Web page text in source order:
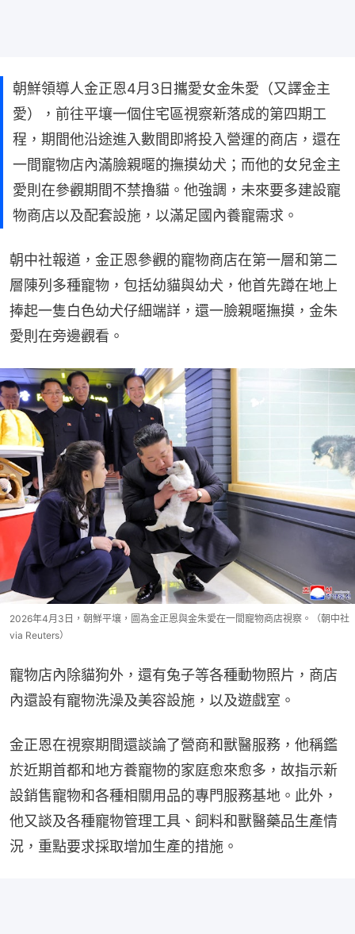
朝鮮領導人金正恩4月3日攜愛女金朱愛（又譯金主
愛），前往平壤一個住宅區視察新落成的第四期工
程，期間他沿途進入數間即將投入營運的商店，還在
一間寵物店內滿臉親暱的撫摸幼犬；而他的女兒金主
愛則在參觀期間不禁擼貓。他強調，未來要多建設寵
物商店以及配套設施，以滿足國內養寵需求。
朝中社報道，金正恩參觀的寵物商店在第一層和第二
層陳列多種寵物，包括幼貓與幼犬，他首先蹲在地上
捧起一隻白色幼犬仔細端詳，還一臉親暱撫摸，金朱
愛則在旁邊觀看。
2026年4月3日，朝鮮平壤，圖為金正恩與金朱愛在一間寵物商店視察。（朝中社
via Reuters）
寵物店內除貓狗外，還有兔子等各種動物照片，商店
內還設有寵物洗澡及美容設施，以及遊戲室。
金正恩在視察期間還談論了營商和獸醫服務，他稱鑑
於近期首都和地方養寵物的家庭愈來愈多，故指示新
設銷售寵物和各種相關用品的專門服務基地。此外，
他又談及各種寵物管理工具、飼料和獸醫藥品生產情
況，重點要求採取增加生產的措施。